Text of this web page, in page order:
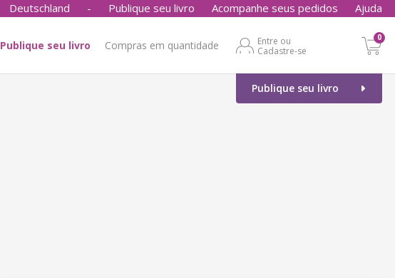
Deutschland - Publique seu livro Acompanhe seus pedidos Ajuda
Publique seu livro Compras em quantidade
Entre ou
Cadastre-se
0
Publique seu livro